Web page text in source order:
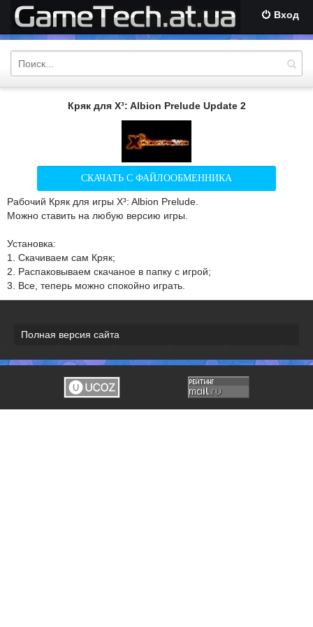
Вход
Кряк для X³: Albion Prelude Update 2
СКАЧАТЬ С ФАЙЛООБМЕННИКА
Рабочий Кряк для игры X³: Albion Prelude.
Можно ставить на любую версию игры.
Установка:
1. Скачиваем сам Кряк;
2. Распаковываем скачаное в папку с игрой;
3. Все, теперь можно спокойно играть.
Полная версия сайта